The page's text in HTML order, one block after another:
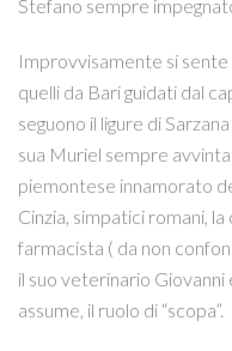
Stefano sempre
Improvvisamente si
quelli da Bari guidati dal
seguono il ligure di
sua Muriel sempre
piemontese innamorato
Cinzia, simpatici romani,
farmacista ( da non
il suo veterinario
assume, il ruolo di “scopa”.